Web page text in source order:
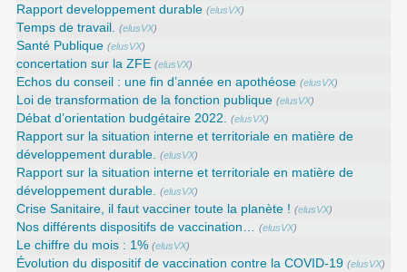
Rapport developpement durable (elusVX)
Temps de travail. (elusVX)
Santé Publique (elusVX)
concertation sur la ZFE (elusVX)
Echos du conseil : une fin d’année en apothéose (elusVX)
Loi de transformation de la fonction publique (elusVX)
Débat d’orientation budgétaire 2022. (elusVX)
Rapport sur la situation interne et territoriale en matière de
développement durable. (elusVX)
Rapport sur la situation interne et territoriale en matière de
développement durable. (elusVX)
Crise Sanitaire, il faut vacciner toute la planète ! (elusVX)
Nos différents dispositifs de vaccination… (elusVX)
Le chiffre du mois : 1% (elusVX)
Évolution du dispositif de vaccination contre la COVID-19 (elusVX)